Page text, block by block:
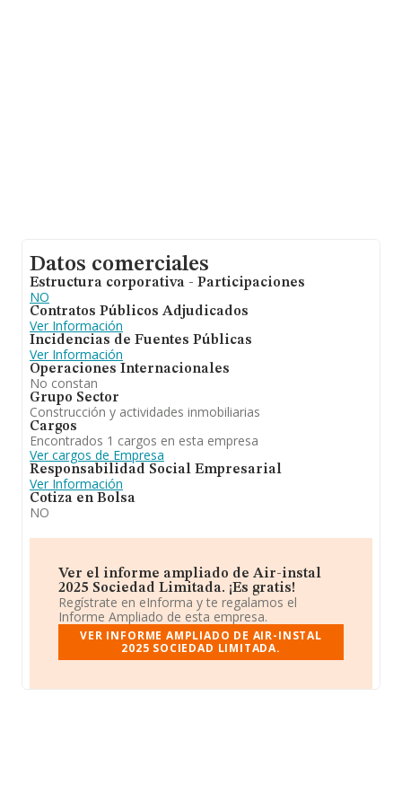
Datos comerciales
Estructura corporativa - Participaciones
NO
Contratos Públicos Adjudicados
Ver Información
Incidencias de Fuentes Públicas
Ver Información
Operaciones Internacionales
No constan
Grupo Sector
Construcción y actividades inmobiliarias
Cargos
Encontrados 1 cargos en esta empresa
Ver cargos de Empresa
Responsabilidad Social Empresarial
Ver Información
Cotiza en Bolsa
NO
Ver el informe ampliado de Air-instal
2025 Sociedad Limitada. ¡Es gratis!
Regístrate en eInforma y te regalamos el
Informe Ampliado de esta empresa.
VER INFORME AMPLIADO DE AIR-INSTAL
2025 SOCIEDAD LIMITADA.